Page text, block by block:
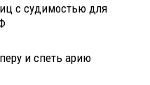
с судимостью для
и спеть арию